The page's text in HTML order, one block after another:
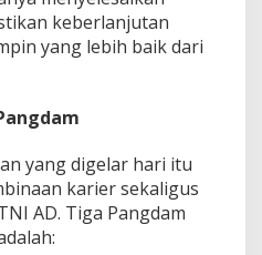
n
T
u
s
T
e
t
a
p
keberlanjutan
yang lebih baik dari
yang digelar hari itu
karier sekaligus
AD. Tiga Pangdam